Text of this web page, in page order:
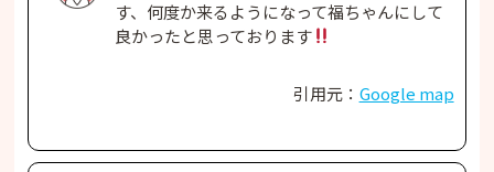
す、何度か来るようになって福ちゃんにして
良かったと思っております
引用元： Google map